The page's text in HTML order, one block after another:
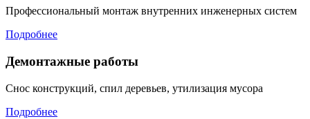
Профессиональный монтаж внутренних инженерных систем
Подробнее
Демонтажные работы
Снос конструкций, спил деревьев, утилизация мусора
Подробнее